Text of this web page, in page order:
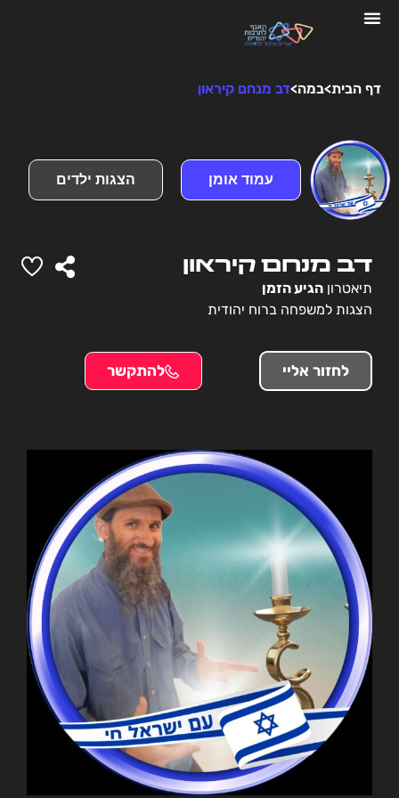
דף הבית>במה>דב מנחם קיראון
עמוד אומן הצגות ילדים
דב מנחם קיראון
תיאטרון הגיע הזמן
הצגות למשפחה ברוח יהודית
לחזור אליי להתקשר